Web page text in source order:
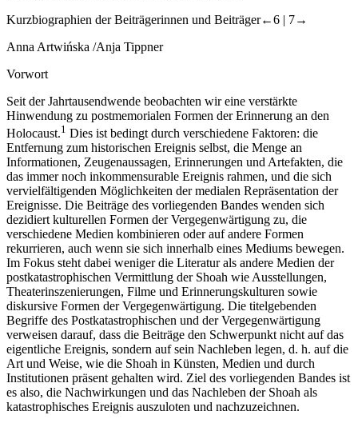
Kurzbiographien der Beiträgerinnen und Beiträger←6 | 7→
Anna Artwińska /Anja Tippner
Vorwort
Seit der Jahrtausendwende beobachten wir eine verstärkte
Hinwendung zu postmemorialen Formen der Erinnerung an den
Holocaust.1 Dies ist bedingt durch verschiedene Faktoren: die
Entfernung zum historischen Ereignis selbst, die Menge an
Informationen, Zeugenaussagen, Erinnerungen und Artefakten, die
das immer noch inkommensurable Ereignis rahmen, und die sich
vervielfältigenden Möglichkeiten der medialen Repräsentation der
Ereignisse. Die Beiträge des vorliegenden Bandes wenden sich
dezidiert kulturellen Formen der Vergegenwärtigung zu, die
verschiedene Medien kombinieren oder auf andere Formen
rekurrieren, auch wenn sie sich innerhalb eines Mediums bewegen.
Im Fokus steht dabei weniger die Literatur als andere Medien der
postkatastrophischen Vermittlung der Shoah wie Ausstellungen,
Theaterinszenierungen, Filme und Erinnerungskulturen sowie
diskursive Formen der Vergegenwärtigung. Die titelgebenden
Begriffe des Postkatastrophischen und der Vergegenwärtigung
verweisen darauf, dass die Beiträge den Schwerpunkt nicht auf das
eigentliche Ereignis, sondern auf sein Nachleben legen, d. h. auf die
Art und Weise, wie die Shoah in Künsten, Medien und durch
Institutionen präsent gehalten wird. Ziel des vorliegenden Bandes ist
es also, die Nachwirkungen und das Nachleben der Shoah als
katastrophisches Ereignis auszuloten und nachzuzeichnen.